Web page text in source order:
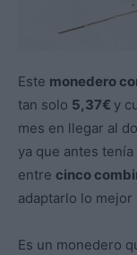
Este monedero
tan solo 5,37€ y
mes en llegar al
ya que antes
entre cinco
adaptarlo lo
Es un monedero